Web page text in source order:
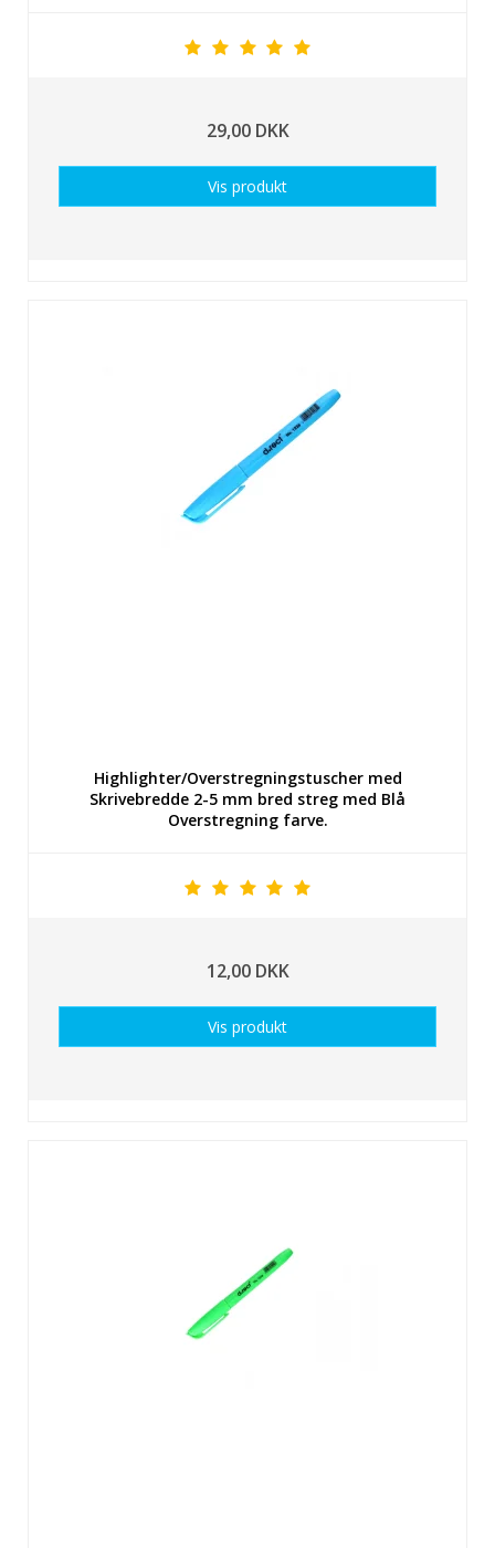
29,00 DKK
Vis produkt
Highlighter/Overstregningstuscher med
Skrivebredde 2-5 mm bred streg med Blå
Overstregning farve.
12,00 DKK
Vis produkt